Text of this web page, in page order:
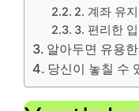
2. 계좌 유
3. 편리한
알아두면 유용
당신이 놓칠 수